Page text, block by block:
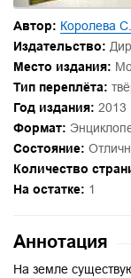
Автор: Королева С.
Издательство:
Место издания:
Тип переплёта:
Год издания: 2013
Формат:
Состояние:
Количество
На остатке: 1
Аннотация
На земле